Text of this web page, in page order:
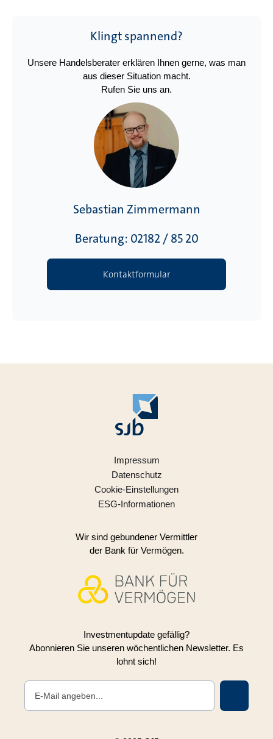
Klingt spannend?
Unsere Handelsberater erklären Ihnen gerne, was man
aus dieser Situation macht.
Rufen Sie uns an.
Sebastian Zimmermann
Beratung: 02182 / 85 20
Kontaktformular
Impressum
Datenschutz
Cookie-Einstellungen
ESG-Informationen
Wir sind gebundener Vermittler
der Bank für Vermögen.
Investmentupdate gefällig?
Abonnieren Sie unseren wöchentlichen Newsletter. Es
lohnt sich!